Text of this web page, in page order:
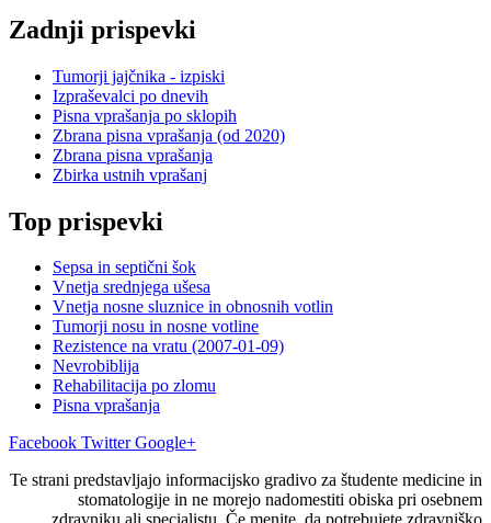
Zadnji prispevki
Tumorji jajčnika - izpiski
Izpraševalci po dnevih
Pisna vprašanja po sklopih
Zbrana pisna vprašanja (od 2020)
Zbrana pisna vprašanja
Zbirka ustnih vprašanj
Top prispevki
Sepsa in septični šok
Vnetja srednjega ušesa
Vnetja nosne sluznice in obnosnih votlin
Tumorji nosu in nosne votline
Rezistence na vratu (2007-01-09)
Nevrobiblija
Rehabilitacija po zlomu
Pisna vprašanja
Facebook Twitter Google+
Te strani predstavljajo informacijsko gradivo za študente medicine in
stomatologije in ne morejo nadomestiti obiska pri osebnem